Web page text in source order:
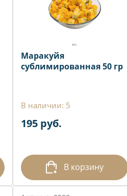
Маракуйя
сублимированная 50 гр
В наличии: 5
195 руб.
В корзину